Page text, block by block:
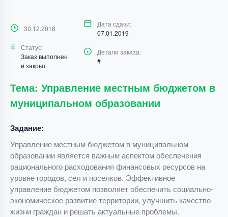
30.12.2018
Дата сдачи:
07.01.2019
Статус:
Заказ выполнен
и закрыт
Детали заказа:
#
Тема: Управление местным бюджетом в
муниципальном образовании
Задание:
Управление местным бюджетом в муниципальном
образовании является важным аспектом обеспечения
рационального расходования финансовых ресурсов на
уровне городов, сел и поселков. Эффективное
управление бюджетом позволяет обеспечить социально-
экономическое развитие территории, улучшить качество
жизни граждан и решать актуальные проблемы.